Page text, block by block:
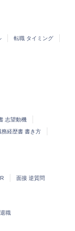
転職 タイミング
志望動機
務経歴書 書き方
面接 逆質問
職